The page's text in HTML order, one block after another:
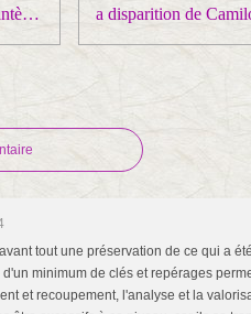
La CGT dénonce un démantèlement de Renault
tout une préservation de ce qui a
minimum de clés et repérages
et recoupement, l'analyse et la